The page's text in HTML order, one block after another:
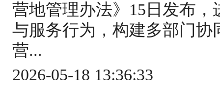
营地管理办法》15日发布
与服务行为，构建多部门
营...
2026-05-18 13:36:33